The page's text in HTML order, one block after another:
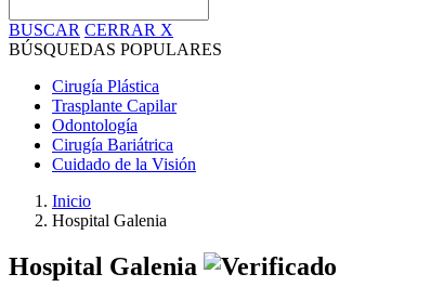
BUSCAR CERRAR X
BÚSQUEDAS POPULARES
Cirugía Plástica
Trasplante Capilar
Odontología
Cirugía Bariátrica
Cuidado de la Visión
Inicio
Hospital Galenia
Hospital Galenia